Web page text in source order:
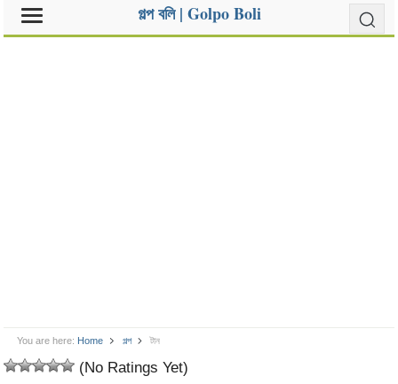
গল্প বলি | Golpo Boli
You are here: Home গল্প টান
(No Ratings Yet)